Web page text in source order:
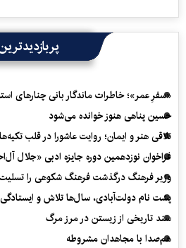
«سفرِ عمر»؛ خاطرات ماندگار بانی چنارهای
حسین پناهی هنوز خوانده می‌شود
تلاقی هنر و ایمان؛ روایت عاشورا در قلب
فراخوان نوزدهمین دوره جایزه ادبی «جلال
وزیر فرهنگ درگذشت فرهنگ شکوهی را
پشت نام دولت‌آبادی، سال‌ها تلاش و
سند تاریخی از زیستن در مرز مرگ
هم‌صدا با مجاهدان مشروطه